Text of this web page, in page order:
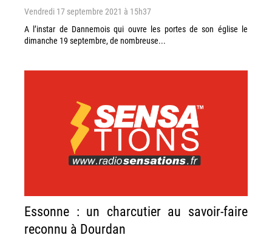
Vendredi 17 septembre 2021 à 15h37
A l’instar de Dannemois qui ouvre les portes de son église le
dimanche 19 septembre, de nombreuse...
Essonne : un charcutier au savoir-faire
reconnu à Dourdan